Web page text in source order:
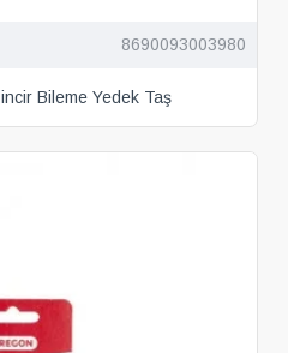
8690093003980
Bileme Yedek Taş